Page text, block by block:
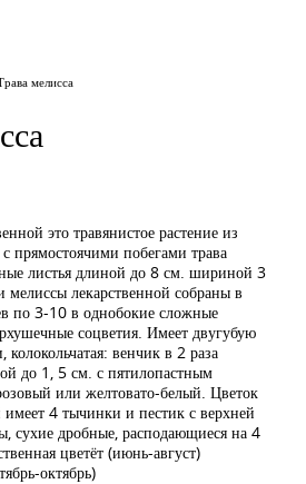
мелисса
это травянистое растение из
прямостоячими побегами трава
листья длиной до 8 см. шириной 3
лекарственной собраны в
по 3-10 в однобокие сложные
соцветия. Имеет двугубую
венчик в 2 раза
до 1, 5 см. с пятилопастным
или желтовато-белый. Цветок
имеет 4 тычинки и пестик с верхней
сухие дробные, расподающиеся на 4
цветёт (июнь-август)
октябрь)